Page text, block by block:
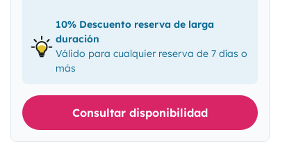
10% Descuento reserva de larga
duración
Válido para cualquier reserva de 7 días o
más
Consultar disponibilidad